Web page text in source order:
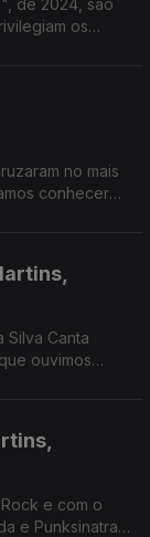
de 2024, são
os
no mais
conhecer
Silva Canta
ouvimos
e com o
e Punksinatra,